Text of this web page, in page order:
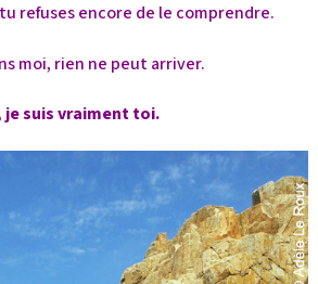
refuses encore de le comprendre.
moi, rien ne peut arriver.
suis vraiment toi.